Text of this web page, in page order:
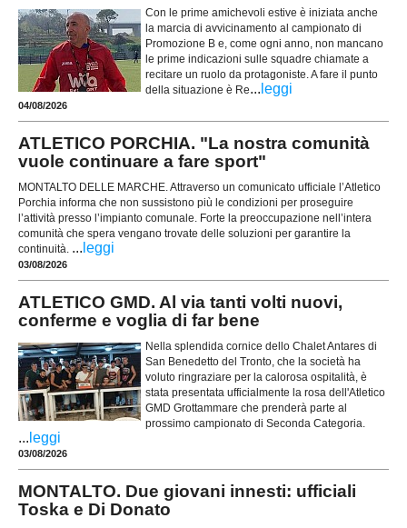
Con le prime amichevoli estive è iniziata anche
la marcia di avvicinamento al campionato di
Promozione B e, come ogni anno, non mancano
le prime indicazioni sulle squadre chiamate a
recitare un ruolo da protagoniste. A fare il punto
della situazione è Re... leggi
04/08/2026
ATLETICO PORCHIA. "La nostra comunità
vuole continuare a fare sport"
MONTALTO DELLE MARCHE. Attraverso un comunicato ufficiale l’Atletico
Porchia informa che non sussistono più le condizioni per proseguire
l’attività presso l’impianto comunale. Forte la preoccupazione nell’intera
comunità che spera vengano trovate delle soluzioni per garantire la
continuità. ... leggi
03/08/2026
ATLETICO GMD. Al via tanti volti nuovi,
conferme e voglia di far bene
Nella splendida cornice dello Chalet Antares di
San Benedetto del Tronto, che la società ha
voluto ringraziare per la calorosa ospitalità, è
stata presentata ufficialmente la rosa dell'Atletico
GMD Grottammare che prenderà parte al
prossimo campionato di Seconda Categoria.
... leggi
03/08/2026
MONTALTO. Due giovani innesti: ufficiali
Toska e Di Donato